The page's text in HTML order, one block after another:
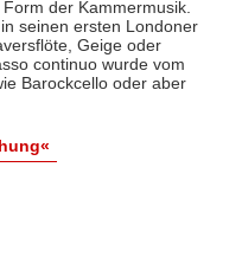
der Kammermusik.
seinen ersten Londoner
Geige oder
continuo wurde vom
Barockcello oder aber